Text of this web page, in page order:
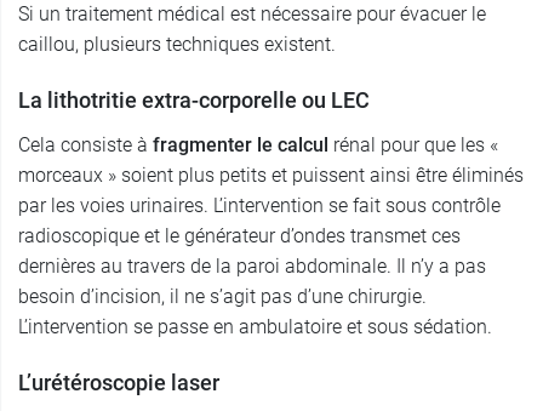
Si un traitement médical est nécessaire pour évacuer le
caillou, plusieurs techniques existent.
La lithotritie extra-corporelle ou LEC
Cela consiste à fragmenter le calcul rénal pour que les «
morceaux » soient plus petits et puissent ainsi être éliminés
par les voies urinaires. L’intervention se fait sous contrôle
radioscopique et le générateur d’ondes transmet ces
dernières au travers de la paroi abdominale. Il n’y a pas
besoin d’incision, il ne s’agit pas d’une chirurgie.
L’intervention se passe en ambulatoire et sous sédation.
L’urétéroscopie laser